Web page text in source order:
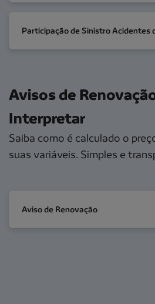
Participação de Sinistro Acidentes
Avisos de
Interpretar
Saiba como é calculado o
suas variáveis. Simples e
Aviso de Renovação